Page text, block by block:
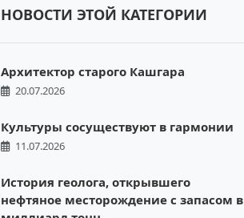
НОВОСТИ ЭТОЙ КАТЕГОРИИ
Архитектор старого Кашгара
20.07.2026
Культуры сосуществуют в гармонии
11.07.2026
История геолога, открывшего
нефтяное месторождение с запасом в